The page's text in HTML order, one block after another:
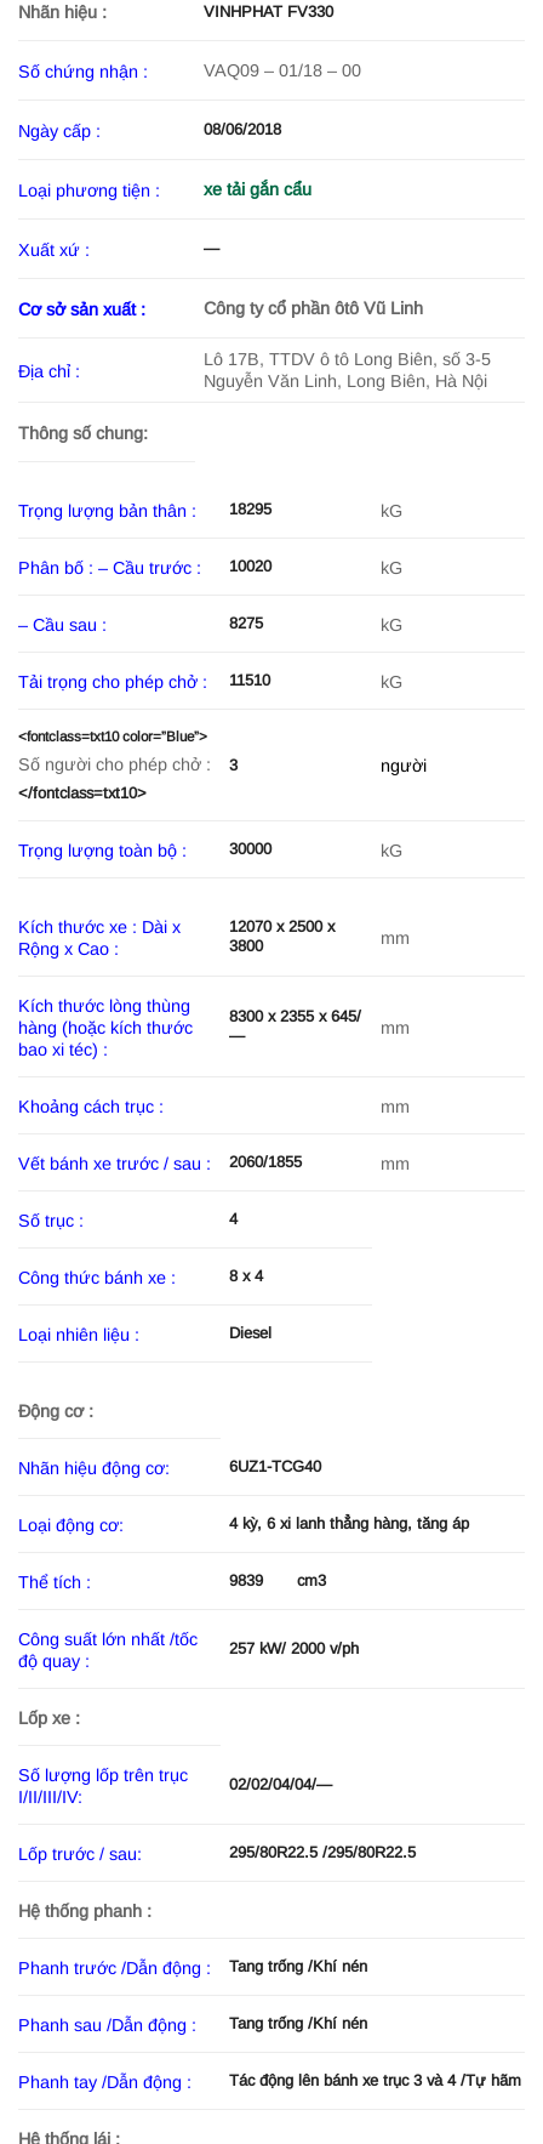
Nhãn hiệu : VINHPHAT FV330
Số chứng nhận : VAQ09 – 01/18 – 00
Ngày cấp : 08/06/2018
Loại phương tiện : xe tải gắn cẩu
Xuất xứ : —
Cơ sở sản xuất : Công ty cổ phần ôtô Vũ Linh
Địa chỉ :
Lô 17B, TTDV ô tô Long Biên, số 3-5
Nguyễn Văn Linh, Long Biên, Hà Nội
Thông số chung:
Trọng lượng bản thân : 18295 kG
Phân bố : – Cầu trước : 10020 kG
– Cầu sau : 8275 kG
Tải trọng cho phép chở : 11510 kG
<fontclass=txt10 color=”Blue”>
Số người cho phép chở :
</fontclass=txt10>
3 người
Trọng lượng toàn bộ : 30000 kG
Kích thước xe : Dài x
Rộng x Cao :
12070 x 2500 x
3800
mm
Kích thước lòng thùng
hàng (hoặc kích thước
bao xi téc) :
8300 x 2355 x 645/
—
mm
Khoảng cách trục : mm
Vết bánh xe trước / sau : 2060/1855 mm
Số trục : 4
Công thức bánh xe : 8 x 4
Loại nhiên liệu : Diesel
Động cơ :
Nhãn hiệu động cơ: 6UZ1-TCG40
Loại động cơ: 4 kỳ, 6 xi lanh thẳng hàng, tăng áp
Thể tích : 9839 cm3
Công suất lớn nhất /tốc
độ quay :
257 kW/ 2000 v/ph
Lốp xe :
Số lượng lốp trên trục
I/II/III/IV:
02/02/04/04/—
Lốp trước / sau: 295/80R22.5 /295/80R22.5
Hệ thống phanh :
Phanh trước /Dẫn động : Tang trống /Khí nén
Phanh sau /Dẫn động : Tang trống /Khí nén
Phanh tay /Dẫn động : Tác động lên bánh xe trục 3 và 4 /Tự hãm
Hệ thống lái :